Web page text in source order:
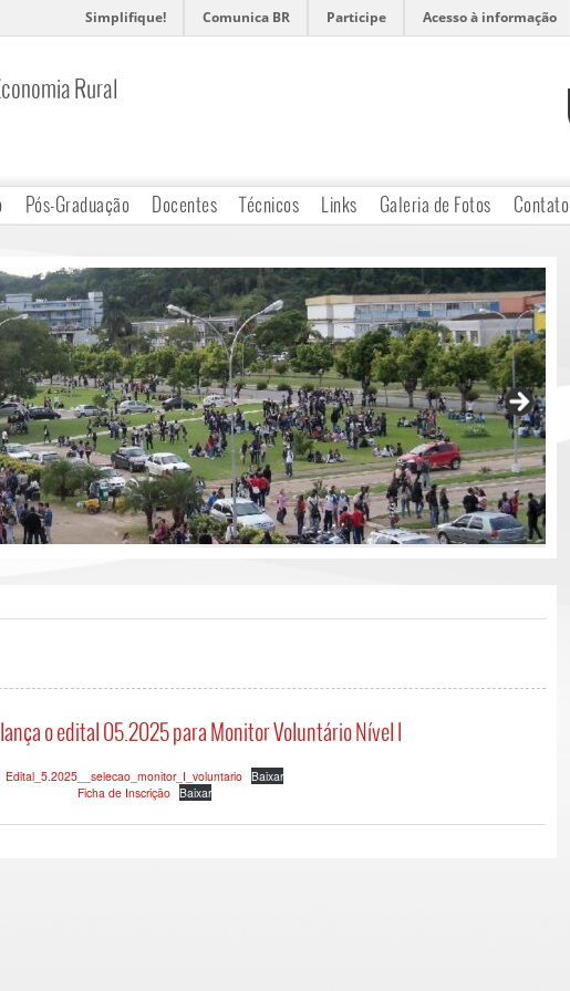
Simplifique! Comunica BR Participe Acesso à informação
Rural
Pós-Graduação Docentes Técnicos Links Galeria de Fotos Contato
o edital 05.2025 para Monitor Voluntário Nível I
Edital_5.2025__selecao_monitor_I_voluntario Baixar
Ficha de Inscrição Baixar